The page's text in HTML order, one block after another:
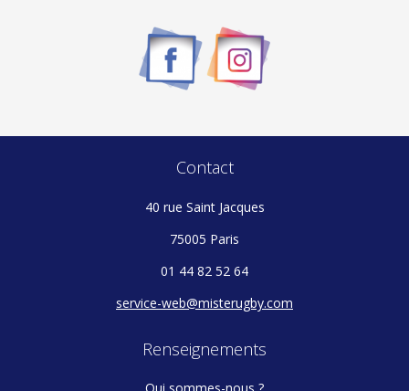
Contact
40 rue Saint Jacques
75005 Paris
01 44 82 52 64
service-web@misterugby.com
Renseignements
Qui sommes-nous ?